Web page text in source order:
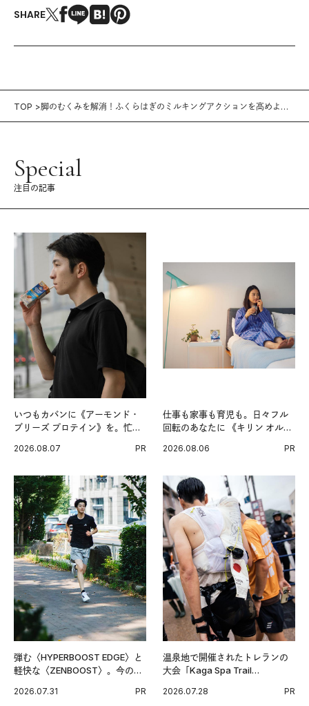
SHARE
TOP
脚のむくみを解消！ふくらはぎのミルキングアクションを高めよう
Special
注目の記事
いつもカバンに《アーモンド・
ブリーズ プロテイン》を。忙し
グ習慣。
2026.08.07 PR
仕事も家事も育児も。日々フル
回転のあなたに 《キリン オルニ
2026.08.06 PR
弾む〈HYPERBOOST EDGE〉と
軽快な〈ZENBOOST〉。今の時
出した新機軸。
2026.07.31 PR
温泉地で開催されたトレランの
大会「Kaga Spa Trail
戦を夢見るランナーたちの奮闘
2026.07.28 PR